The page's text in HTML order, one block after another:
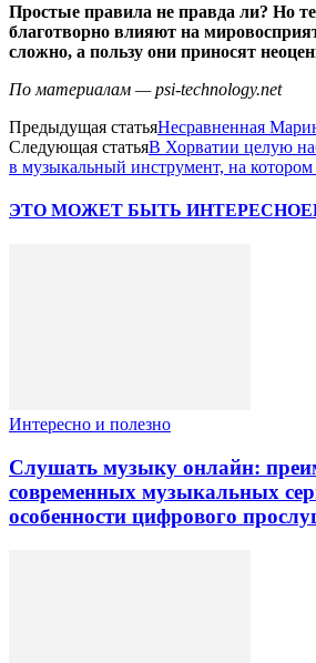
Простые правила не правда ли? Но
благотворно влияют на
сложно, а пользу они приносят
По материалам — psi-technology.net
Предыдущая статьяНесравненная
Следующая статьяВ Хорватии целую
в музыкальный инструмент, на котором
ЭТО МОЖЕТ БЫТЬ ИНТЕРЕСНО
Интересно и полезно
Слушать музыку онлайн:
современных музыкальных
особенности цифрового